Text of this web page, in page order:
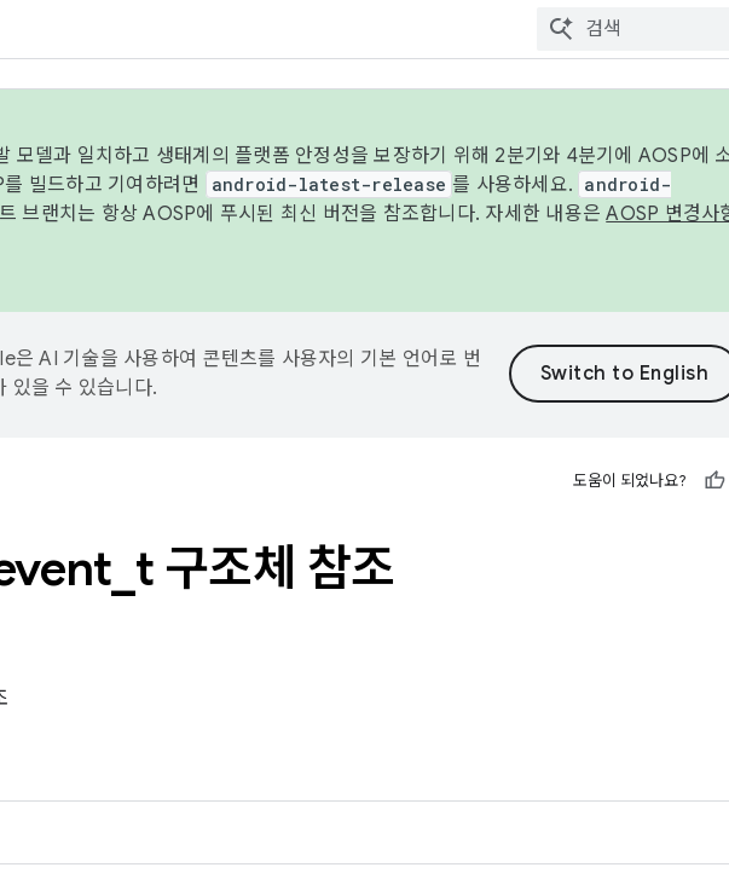
모델과 일치하고 생태계의 플랫폼 안정성을 보장하기 위해 2분기와 4분기에 AOSP에
빌드하고 기여하려면
android-latest-release 를 사용하세요. android-
브랜치는 항상 AOSP에 푸시된 최신 버전을 참조합니다. 자세한 내용은AOSP 변경사
은 AI 기술을 사용하여 콘텐츠를 사용자의 기본 언어로 번
있을 수 있습니다.
도움이 되었나요?
t 구조체 참조